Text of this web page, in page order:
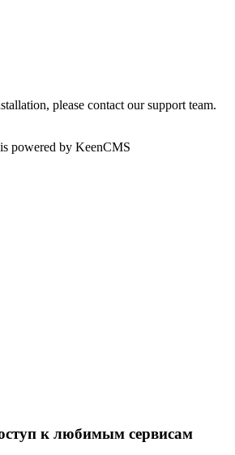
please contact our support team.
powered by KeenCMS
к любимым сервисам